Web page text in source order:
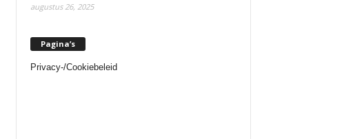
augustus 26, 2025
Pagina’s
Privacy-/Cookiebeleid